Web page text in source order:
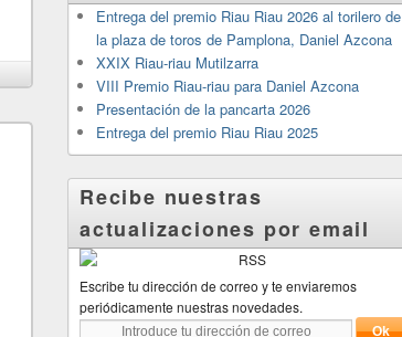
Entrega del premio Riau Riau 2026 al torilero de
la plaza de toros de Pamplona, Daniel Azcona
XXIX Riau-riau Mutilzarra
VIII Premio Riau-riau para Daniel Azcona
Presentación de la pancarta 2026
Entrega del premio Riau Riau 2025
Recibe nuestras
actualizaciones por email
Escribe tu dirección de correo y te enviaremos
periódicamente nuestras novedades.